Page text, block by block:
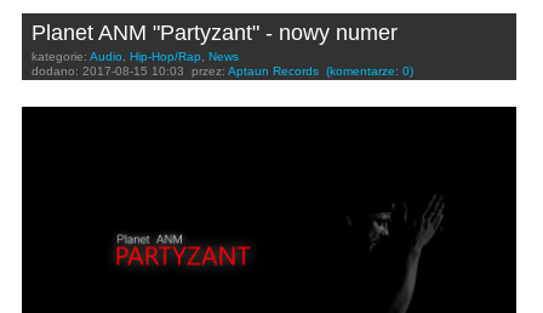
Planet ANM "Partyzant" - nowy numer
kategorie: Audio Hip-Hop/Rap
News
dodano: 2017-08-15 10:03 przez: Aptaun Records (komentarze: 0)